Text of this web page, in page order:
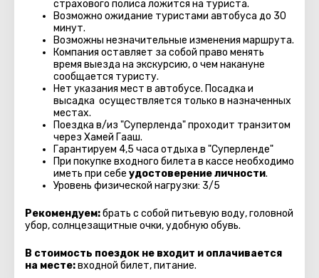
страхового полиса ложится на туриста.
Возможно ожидание туристами автобуса до 30
минут.
Возможны незначительные изменения маршрута.
Компания оставляет за собой право менять
время выезда на экскурсию, о чем накануне
сообщается туристу.
Нет указания мест в автобуcе. Посадка и
высадка осуществляется только в назначенных
местах.
Поездка в/из "Суперленда" проходит транзитом
через Хамей Гааш.
Гарантируем 4,5 часа отдыха в "Суперленде"
При покупке входного билета в кассе необходимо
иметь при себе удостоверение личности.
Уровень физической нагрузки: 3/5
Рекомендуем:брать с собой питьевую воду, головной
убор, солнцезащитные очки, удобную обувь.
В стоимость поездок не входит и оплачивается
на месте:входной билет, питание.